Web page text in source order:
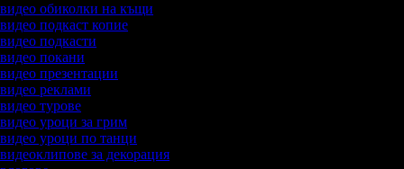
видео обиколки на къщи
видео подкаст копие
подкасти
видео покани
презентации
видео реклами
турове
видео уроци за грим
видео уроци по танци
видеоклипове за декорация